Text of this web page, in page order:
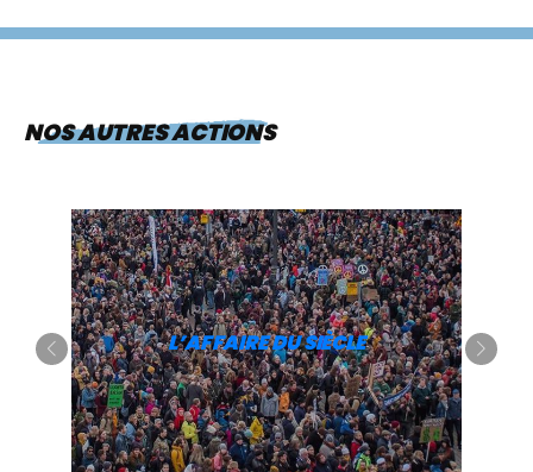
NOS AUTRES ACTIONS
L’AFFAIRE DU SIÈCLE